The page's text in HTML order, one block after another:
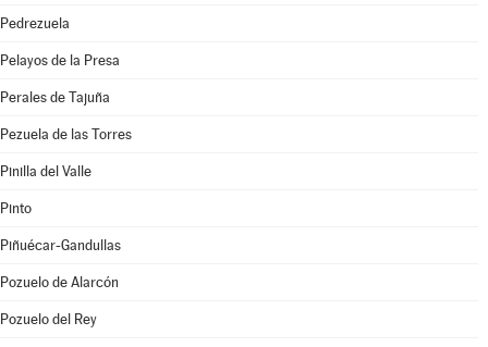
Pedrezuela
Pelayos de la Presa
Perales de Tajuña
Pezuela de las Torres
Pinilla del Valle
Pinto
Piñuécar-Gandullas
Pozuelo de Alarcón
Pozuelo del Rey